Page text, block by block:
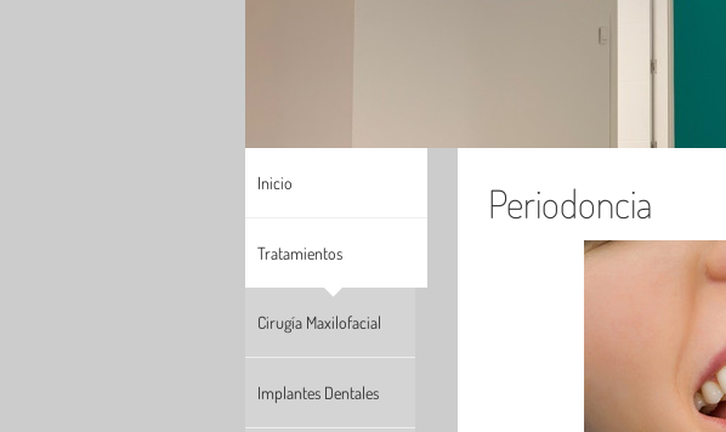
Inicio
Tratamientos
Cirugía Maxilofacial
Implantes Dentales
Periodoncia